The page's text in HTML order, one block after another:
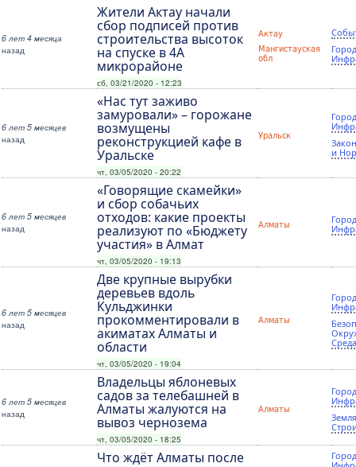
6 лет 4 месяца
назад
Жители Актау начали
сбор подписей против
строительства высоток
на спуске в 4А
микрорайоне
сб, 03/21/2020 - 12:23
Актау
Мангистауская
обл
6 лет 5 месяцев
назад
«Нас тут заживо
замуровали» – горожане
возмущены
реконструкцией кафе в
Уральске
чт, 03/05/2020 - 20:22
Уральск
и
6 лет 5 месяцев
назад
«Говорящие скамейки»
и сбор собачьих
отходов: какие проекты
реализуют по «Бюджету
участия» в Алмат
чт, 03/05/2020 - 19:13
Алматы
6 лет 5 месяцев
назад
Две крупные вырубки
деревьев вдоль
Кульджинки
прокомментировали в
акиматах Алматы и
области
чт, 03/05/2020 - 19:04
Алматы
6 лет 5 месяцев
назад
Владельцы яблоневых
садов за телебашней в
Алматы жалуются на
вывоз чернозема
чт, 03/05/2020 - 18:25
Алматы
Что ждёт Алматы после